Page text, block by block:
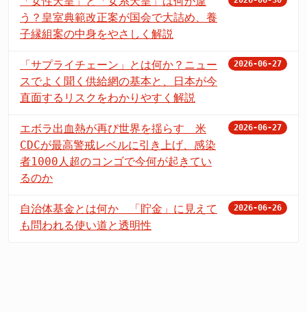
う？皇室典範改正案が国会で大詰め、養
子縁組案の中身をやさしく解説
「サプライチェーン」とは何か？ニュー
スでよく聞く供給網の基本と、日本が今
直面するリスクをわかりやすく解説
2026-06-27
エボラ出血熱が再び世界を揺らす 米
CDCが最高警戒レベルに引き上げ、感染
者1000人超のコンゴで今何が起きてい
るのか
2026-06-27
自治体基金とは何か 「貯金」に見えて
も問われる使い道と透明性
2026-06-26